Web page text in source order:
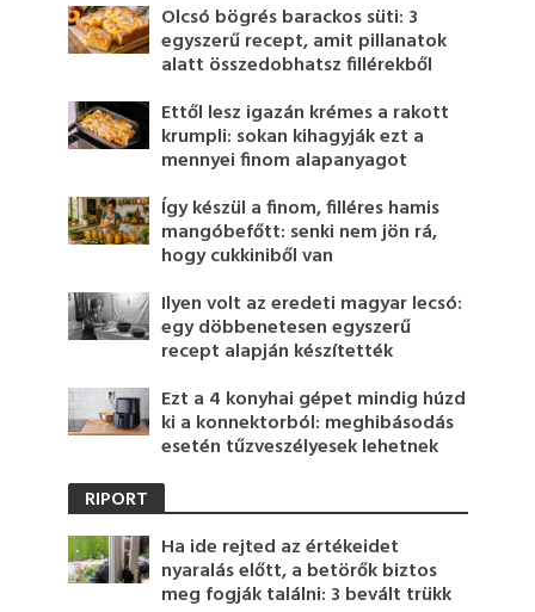
Olcsó bögrés barackos süti: 3
egyszerű recept, amit pillanatok
alatt összedobhatsz fillérekből
Ettől lesz igazán krémes a rakott
krumpli: sokan kihagyják ezt a
mennyei finom alapanyagot
Így készül a finom, filléres hamis
mangóbefőtt: senki nem jön rá,
hogy cukkiniből van
Ilyen volt az eredeti magyar lecsó:
egy döbbenetesen egyszerű
recept alapján készítették
Ezt a 4 konyhai gépet mindig húzd
ki a konnektorból: meghibásodás
esetén tűzveszélyesek lehetnek
RIPORT
Ha ide rejted az értékeidet
nyaralás előtt, a betörők biztos
meg fogják találni: 3 bevált trükk